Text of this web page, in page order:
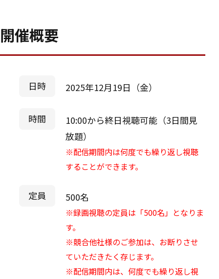
開催概要
日時 2025年12月19日（金）
時間
10:00から終日視聴可能（3日間見
放題）
※配信期間内は何度でも繰り返し視聴
することができます。
定員 500名
※録画視聴の定員は「500名」となりま
す。
※競合他社様のご参加は、お断りさせ
ていただきたく存じます。
※配信期間内は、何度でも繰り返し視